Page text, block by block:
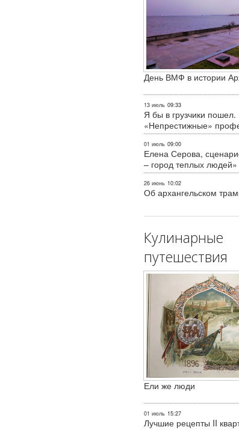
День ВМФ в истории
13 июль 09:33
Я бы в грузчики пошел.
«Непрестижные»
01 июль 09:00
Елена Серова,
– город теплых людей»
26 июнь 10:02
Об архангельском
Кулинарные
путешествия
Ели же люди
01 июль 15:27
Лучшие рецепты II